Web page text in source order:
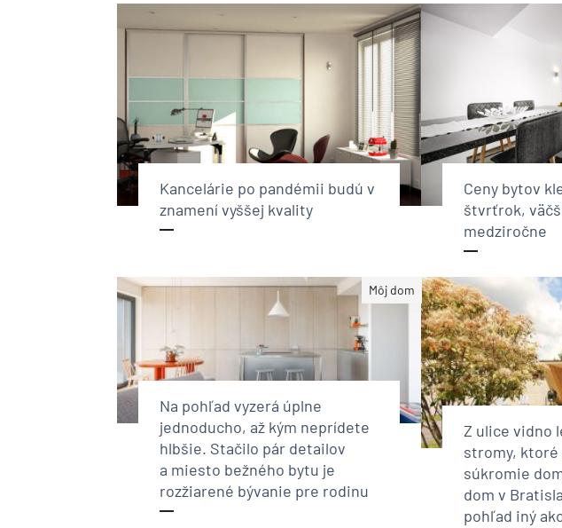
Kancelárie po pandémii budú v
znamení vyššej kvality
Ceny bytov
štvrťrok,
medziročne
Môj dom
Na pohľad vyzerá úplne
jednoducho, až kým neprídete
hlbšie. Stačilo pár detailov
a miesto bežného bytu je
rozžiarené bývanie pre rodinu
Z ulice vidno
stromy, ktoré
súkromie
dom v
pohľad iný